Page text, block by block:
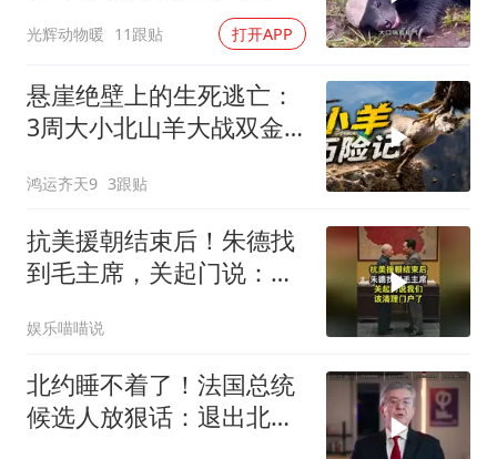
光辉动物暖 11跟贴 打开APP
悬崖绝壁上的生死逃亡：
3周大小北山羊大战双金
鸿运齐天9 3跟贴
抗美援朝结束后！朱德找
到毛主席，关起门说：我
娱乐喵喵说
北约睡不着了！法国总统
候选人放狠话：退出北